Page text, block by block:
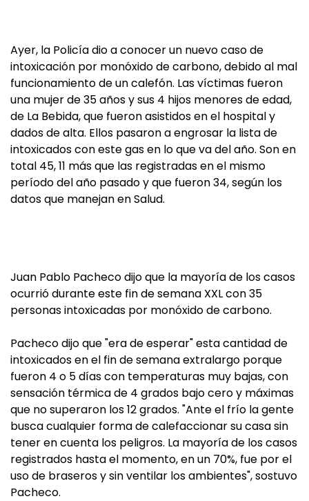
Ayer, la Policía dio a conocer un nuevo caso de
intoxicación por monóxido de carbono, debido al mal
funcionamiento de un calefón. Las víctimas fueron
una mujer de 35 años y sus 4 hijos menores de edad,
de La Bebida, que fueron asistidos en el hospital y
dados de alta. Ellos pasaron a engrosar la lista de
intoxicados con este gas en lo que va del año. Son en
total 45, 11 más que las registradas en el mismo
período del año pasado y que fueron 34, según los
datos que manejan en Salud.
Juan Pablo Pacheco dijo que la mayoría de los casos
ocurrió durante este fin de semana XXL con 35
personas intoxicadas por monóxido de carbono.
Pacheco dijo que "era de esperar" esta cantidad de
intoxicados en el fin de semana extralargo porque
fueron 4 o 5 días con temperaturas muy bajas, con
sensación térmica de 4 grados bajo cero y máximas
que no superaron los 12 grados. "Ante el frío la gente
busca cualquier forma de calefaccionar su casa sin
tener en cuenta los peligros. La mayoría de los casos
registrados hasta el momento, en un 70%, fue por el
uso de braseros y sin ventilar los ambientes", sostuvo
Pacheco.